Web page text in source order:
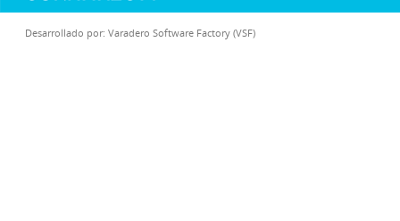
Desarrollado por: Varadero Software Factory (VSF)